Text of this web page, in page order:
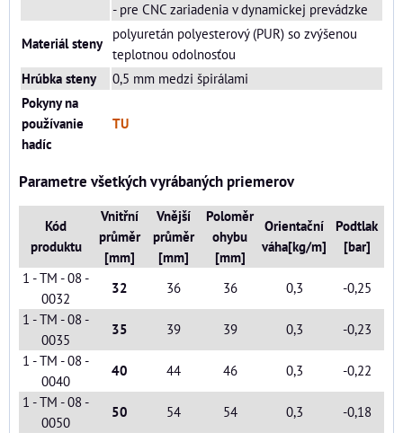
- pre CNC zariadenia v dynamickej prevádzke
Materiál steny
polyuretán polyesterový (PUR) so zvýšenou
teplotnou odolnosťou
Hrúbka steny
0,5 mm medzi špirálami
Pokyny na
používanie
hadíc
TU
Parametre všetkých vyrábaných priemerov
Kód
produktu
Vnitřní
průměr
[mm]
Vnější
průměr
[mm]
Poloměr
ohybu
[mm]
Orientační
váha[kg/m]
Podtlak
[bar]
1 - TM - 08 -
0032
32 36 36 0,3
-0,25
1 - TM - 08 -
0035
35 39 39 0,3
-0,23
1 - TM - 08 -
0040
40 44 46 0,3
-0,22
1 - TM - 08 -
0050
50 54 54 0,3
-0,18